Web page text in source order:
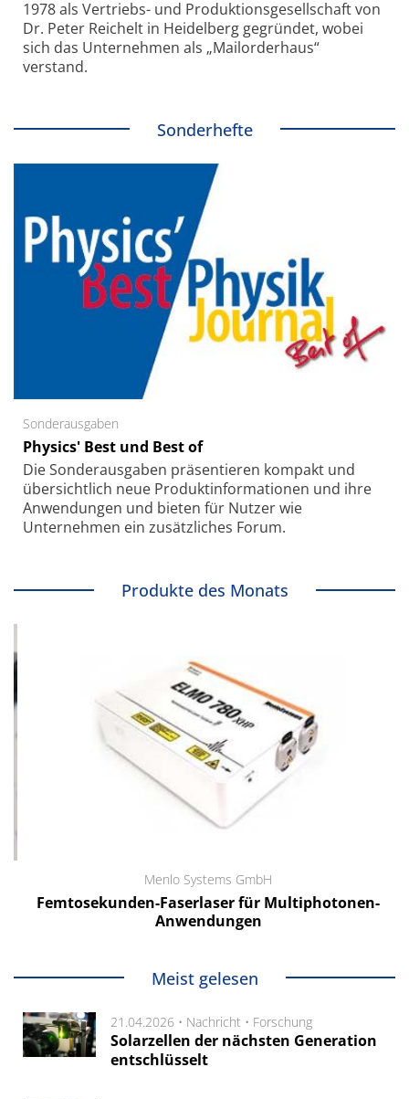
1978 als Vertriebs- und Produktionsgesellschaft von
Dr. Peter Reichelt in Heidelberg gegründet, wobei
sich das Unternehmen als „Mailorderhaus“
verstand.
Sonderhefte
Sonderausgaben
Physics' Best und Best of
Die Sonder­ausgaben präsentieren kompakt und
übersichtlich neue Produkt­informationen und ihre
Anwendungen und bieten für Nutzer wie
Unternehmen ein zusätzliches Forum.
Produkte des Monats
Menlo Systems GmbH
Femtosekunden-Faserlaser für Multiphotonen-
Anwendungen
Meist gelesen
21.04.2026 • Nachricht • Forschung
Solarzellen der nächsten Generation
entschlüsselt